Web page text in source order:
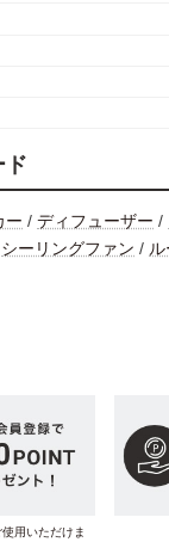
ド
ー / ディフューザー /
シーリングファン /
用いただけま